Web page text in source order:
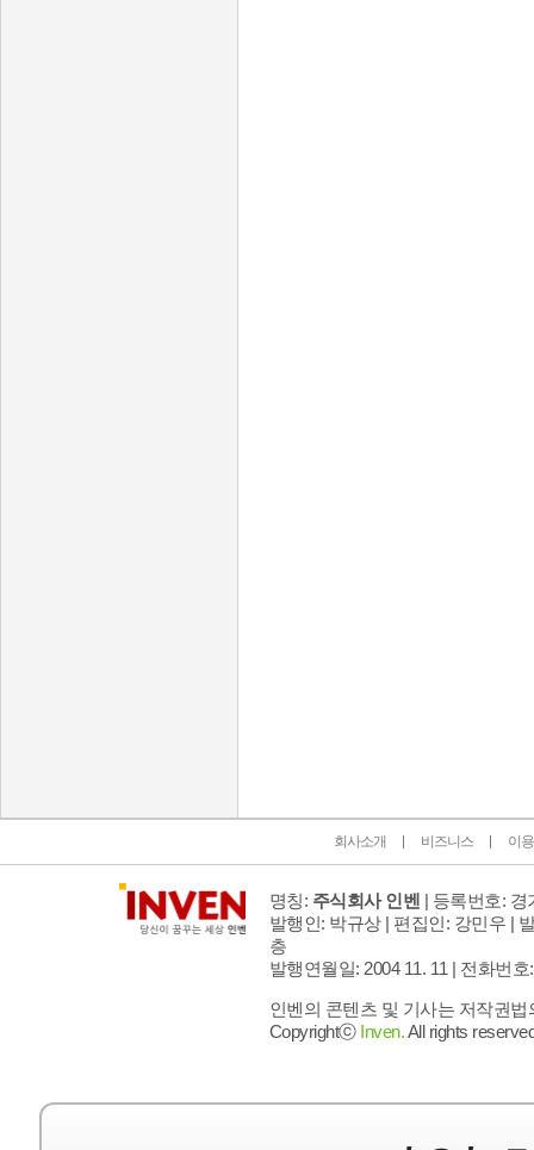
회사소개 비즈니스 이
명칭: 주식회사 인벤 | 등록번호: 경
발행인: 박규상 | 편집인: 강민우 |
층
발행연월일: 2004 11. 11 | 전화번호
인벤의 콘텐츠 및 기사는 저작권
Copyrightⓒ Inven.All rights